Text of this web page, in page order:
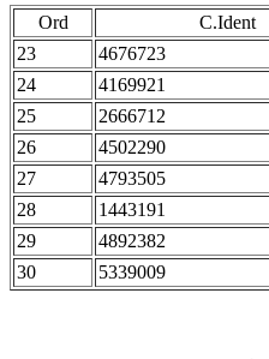
Ord
C.Ident
23
4676723
24 4169921
25 2666712
26 4502290
27 4793505
28 1443191
29 4892382
30 5339009